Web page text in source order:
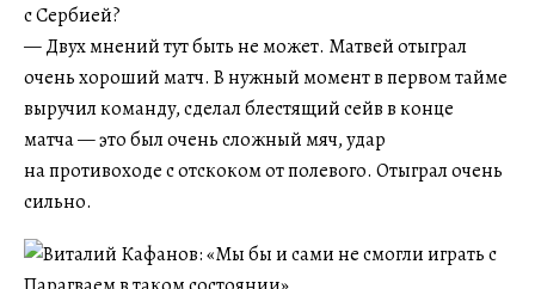
с Сербией?
— Двух мнений тут быть не может. Матвей отыграл
очень хороший матч. В нужный момент в первом тайме
выручил команду, сделал блестящий сейв в конце
матча — это был очень сложный мяч, удар
на противоходе с отскоком от полевого. Отыграл очень
сильно.